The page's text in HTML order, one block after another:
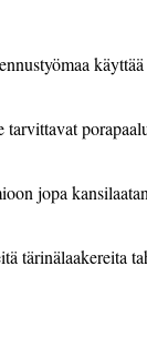
jopa
tärinälaakereita